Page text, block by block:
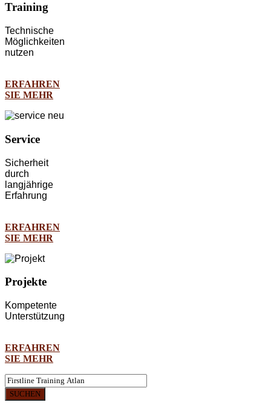
Training
Technische
Möglichkeiten
nutzen
ERFAHREN
SIE MEHR
Service
Sicherheit
durch
langjährige
Erfahrung
ERFAHREN
SIE MEHR
Projekte
Kompetente
Unterstützung
ERFAHREN
SIE MEHR
SUCHEN